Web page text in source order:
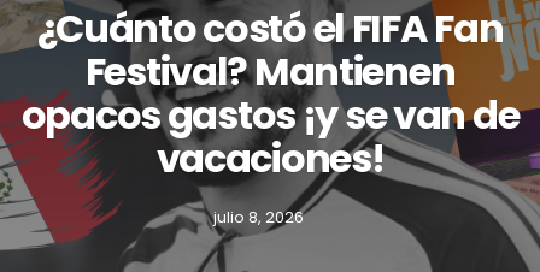
¿Cuánto costó el FIFA Fan
Festival? Mantienen
opacos gastos ¡y se van de
vacaciones!
julio 8, 2026